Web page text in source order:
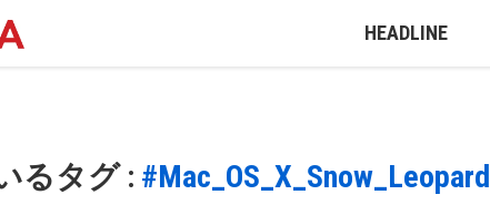
HEADLINE
るタグ : #Mac_OS_X_Snow_Leopard